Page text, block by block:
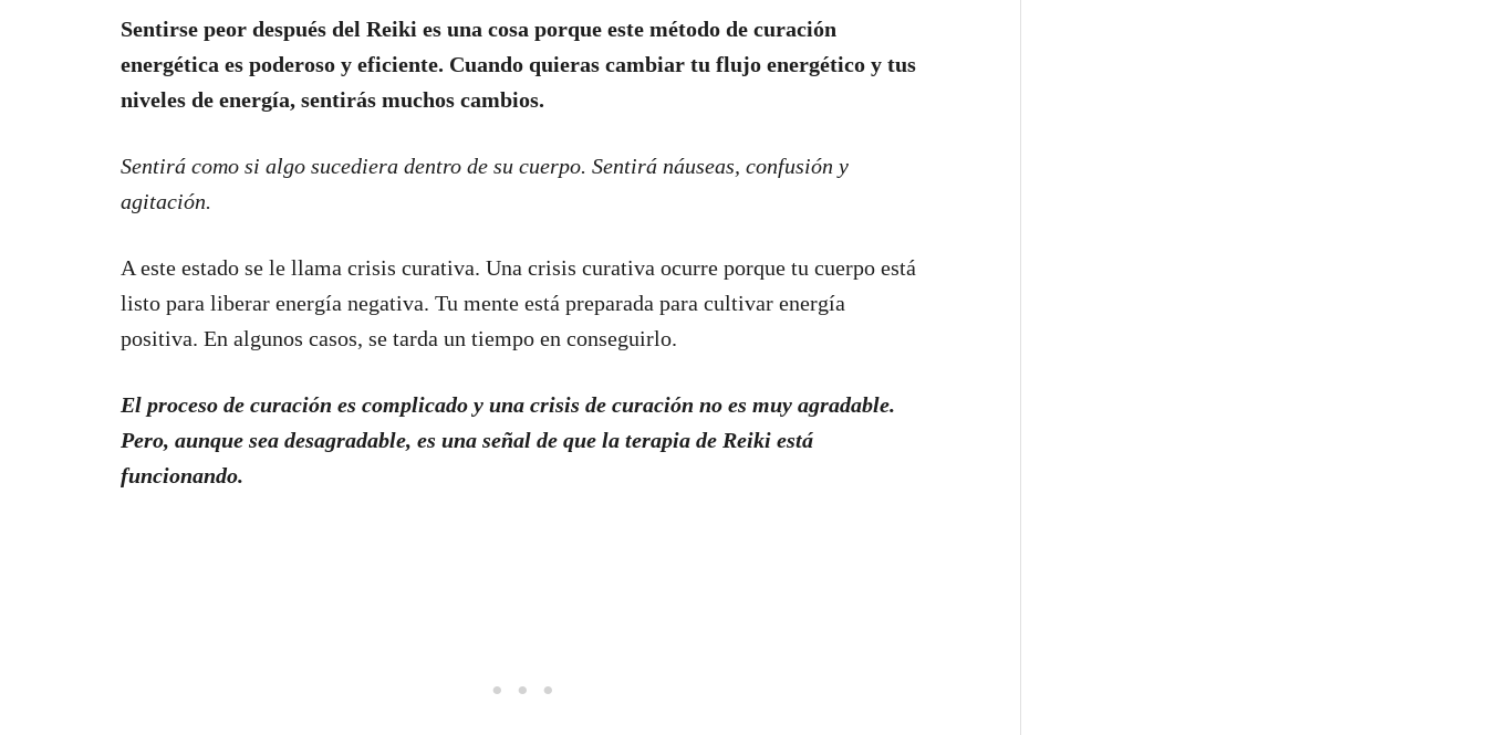
Sentirse peor después del Reiki es una cosa porque este método de curación
energética es poderoso y eficiente. Cuando quieras cambiar tu flujo energético y tus
niveles de energía, sentirás muchos cambios.
Sentirá como si algo sucediera dentro de su cuerpo. Sentirá náuseas, confusión y
agitación.
A este estado se le llama crisis curativa. Una crisis curativa ocurre porque tu cuerpo está
listo para liberar energía negativa. Tu mente está preparada para cultivar energía
positiva. En algunos casos, se tarda un tiempo en conseguirlo.
El proceso de curación es complicado y una crisis de curación no es muy agradable.
Pero, aunque sea desagradable, es una señal de que la terapia de Reiki está
funcionando.